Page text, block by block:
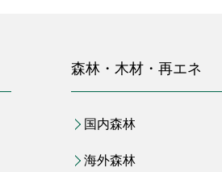
森林・木材・再エネ
国内森林
海外森林